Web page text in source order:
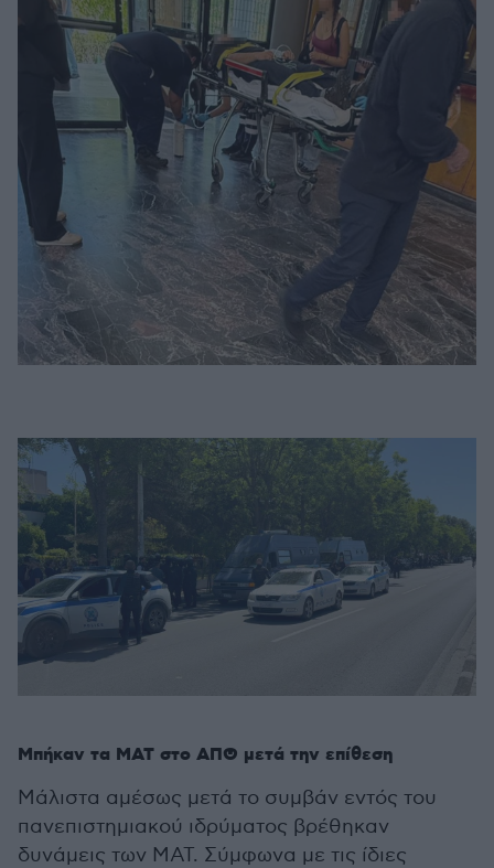
Μπήκαν τα ΜΑΤ στο ΑΠΘ μετά την επίθεση
Μάλιστα αμέσως μετά το συμβάν εντός του
πανεπιστημιακού ιδρύματος βρέθηκαν
δυνάμεις των ΜΑΤ. Σύμφωνα με τις ίδιες